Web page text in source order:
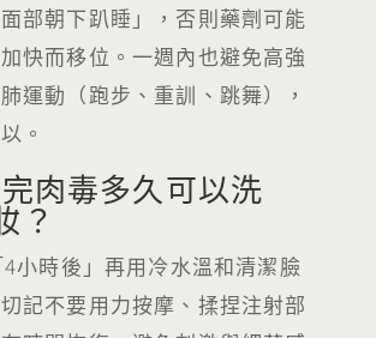
部朝下趴睡」，否則藥劑可能
快而移位。一週內也避免高強
運動（跑步、重訓、跳舞），
。
肉毒多久可以洗
？
小時後」再用冷水溫和清潔臉
記不要用力按摩、揉捏注射部